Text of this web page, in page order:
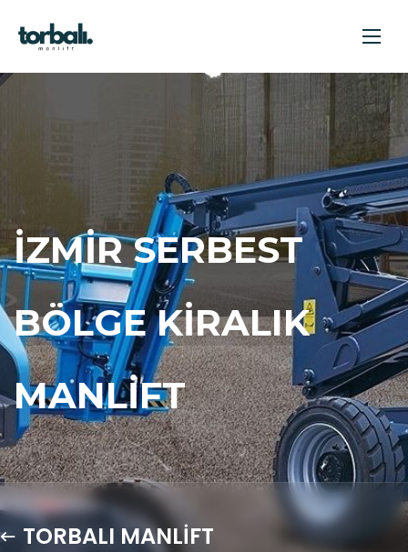
İZMIR SERBEST
BÖLGE KIRALIK
MANLIFT
TORBALI MANLİFT